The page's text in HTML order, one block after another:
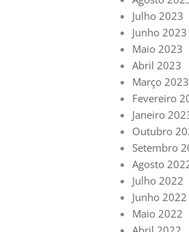
Julho 2023
Junho 2023
Maio 2023
Abril 2023
Março 2023
Fevereiro
Janeiro
Outubro
Setembro
Agosto
Julho 2022
Junho 2022
Maio 2022